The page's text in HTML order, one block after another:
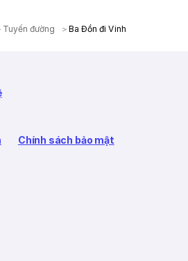
Tuyến đường Ba Đồn đi Vinh
Chính sách bảo mật